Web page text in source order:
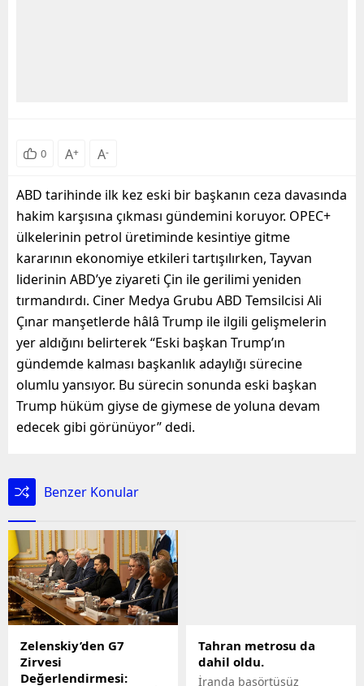
0 A+ A-
ABD tarihinde ilk kez eski bir başkanın ceza davasında
hakim karşısına çıkması gündemini koruyor. OPEC+
ülkelerinin petrol üretiminde kesintiye gitme
kararının ekonomiye etkileri tartışılırken, Tayvan
liderinin ABD’ye ziyareti Çin ile gerilimi yeniden
tırmandırdı. Ciner Medya Grubu ABD Temsilcisi Ali
Çınar manşetlerde hâlâ Trump ile ilgili gelişmelerin
yer aldığını belirterek “Eski başkan Trump’ın
gündemde kalması başkanlık adaylığı sürecine
olumlu yansıyor. Bu sürecin sonunda eski başkan
Trump hüküm giyse de giymese de yoluna devam
edecek gibi görünüyor” dedi.
Benzer Konular
Zelenskiy’den G7
Zirvesi
Değerlendirmesi:
Tahran metrosu da
dahil oldu.
İranda başörtüsüz